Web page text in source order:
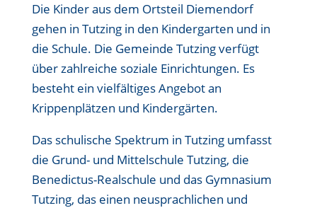
Die Kinder aus dem Ortsteil Diemendorf
gehen in Tutzing in den Kindergarten und in
die Schule. Die Gemeinde Tutzing verfügt
über zahlreiche soziale Einrichtungen. Es
besteht ein vielfältiges Angebot an
Krippenplätzen und Kindergärten.
Das schulische Spektrum in Tutzing umfasst
die Grund- und Mittelschule Tutzing, die
Benedictus-Realschule und das Gymnasium
Tutzing, das einen neusprachlichen und